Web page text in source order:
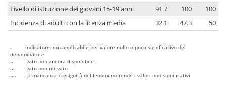
Livello di istruzione dei giovani 15-19 anni 91.7 100
100
Incidenza di adulti con la licenza media
32.1 47.3 50
-
Indicatore non applicabile per valore nullo o poco significativo del
denominatore
..
Dato non ancora disponibile
...
Dato non rilevato
....
La mancanza o esiguità del fenomeno rende i valori non significativi